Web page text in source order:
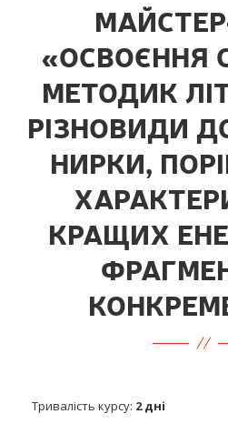
«ОСВОЄННЯ
МЕТОДИК
РІЗНОВИДИ
НИРКИ,
КРАЩИХ
Тривалість курсу: 2 дні